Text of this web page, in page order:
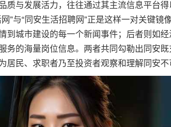
质与发展活力，往往通过其主流信息平台
”与“同安生活招聘网”正是这样一对关键镜
到城市建设的每一个新闻事件；后者则如
务的海量岗位信息。两者共同勾勒出同安
居民、求职者乃至投资者观察和理解同安不